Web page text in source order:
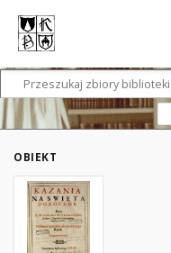
OBIEKT